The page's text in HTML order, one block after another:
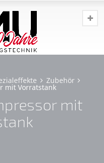
Zubehör
mit Vorratstank
mit